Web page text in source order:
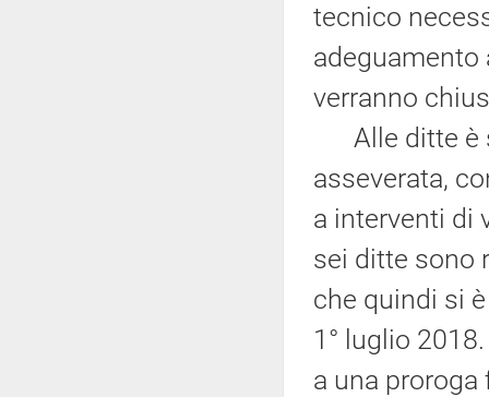
tecnico
adeguamento
verranno
Alle ditte è
asseverata,
a interventi di
sei ditte sono
che quindi si
1° luglio
a una